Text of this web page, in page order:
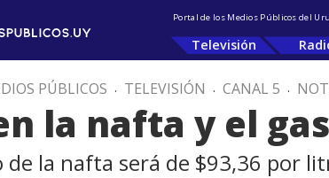
Portal de los Medios Públicos del
Televisión
PÚBLICOS . TELEVISIÓN . CANAL 5 .
la nafta y el
de la nafta será de $93,36 por